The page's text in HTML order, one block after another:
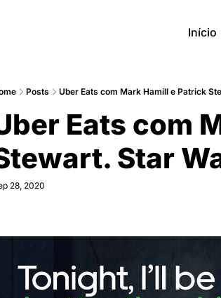
Início
Posts Uber Eats com Mark Hamill e Patrick
Eats com
Star
28, 2020